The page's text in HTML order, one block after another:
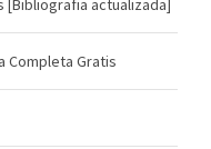
[Bibliografia actualizada]
Completa Gratis